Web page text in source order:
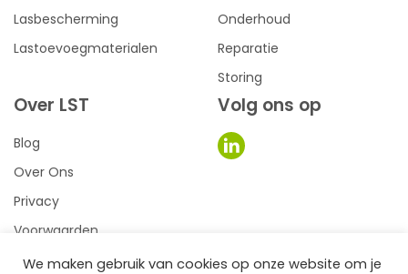
Lasbescherming
Lastoevoegmaterialen
Onderhoud
Reparatie
Storing
Over LST
Blog
Over Ons
Privacy
Voorwaarden
Volg ons op
We maken gebruik van cookies op onze website om je